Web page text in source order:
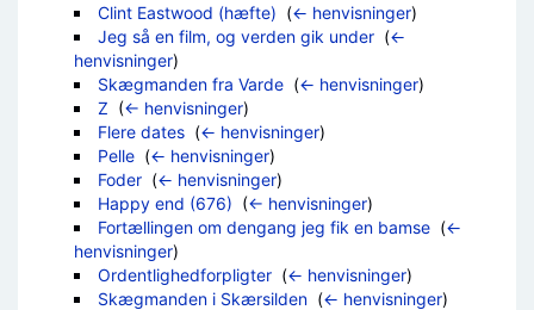
Clint Eastwood (hæfte) (← henvisninger)
Jeg så en film, og verden gik under‎ (←
henvisninger)
Skægmanden fra Varde‎ (← henvisninger)
Z (← henvisninger)
Flere dates‎ (← henvisninger)
Pelle‎ (← henvisninger)
Foder‎ (← henvisninger)
Happy end (676) (← henvisninger)
Fortællingen om dengang jeg fik en bamse‎ (←
henvisninger)
Ordentlighedforpligter‎ (← henvisninger)
Skægmanden i Skærsilden‎ (← henvisninger)